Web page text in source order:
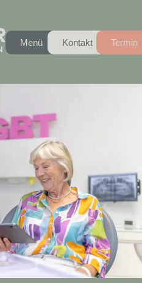
Menü Kontakt Termin